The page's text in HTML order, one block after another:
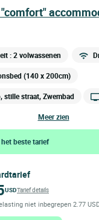
: 2 volwassenen
(140 x 200cm)
stille straat, Zwembad
meer zien
beste tarief
USDTarief details
niet inbegrepen 2.77